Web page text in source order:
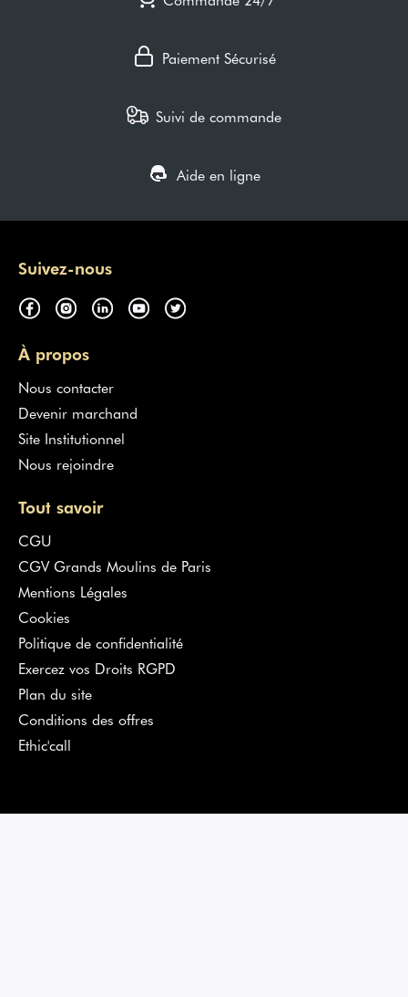
Paiement Sécurisé
Suivi de commande
Aide en ligne
Suivez-nous
À propos
Nous contacter
Devenir marchand
Site Institutionnel
Nous rejoindre
Tout savoir
CGU
CGV Grands Moulins de Paris
Mentions Légales
Cookies
Politique de confidentialité
Exercez vos Droits RGPD
Plan du site
Conditions des offres
Ethic'call